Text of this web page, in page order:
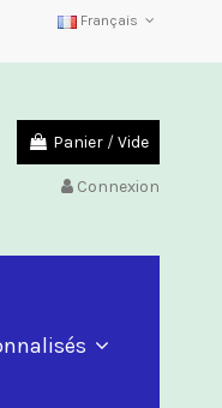
Français
Panier /Vide
Connexion